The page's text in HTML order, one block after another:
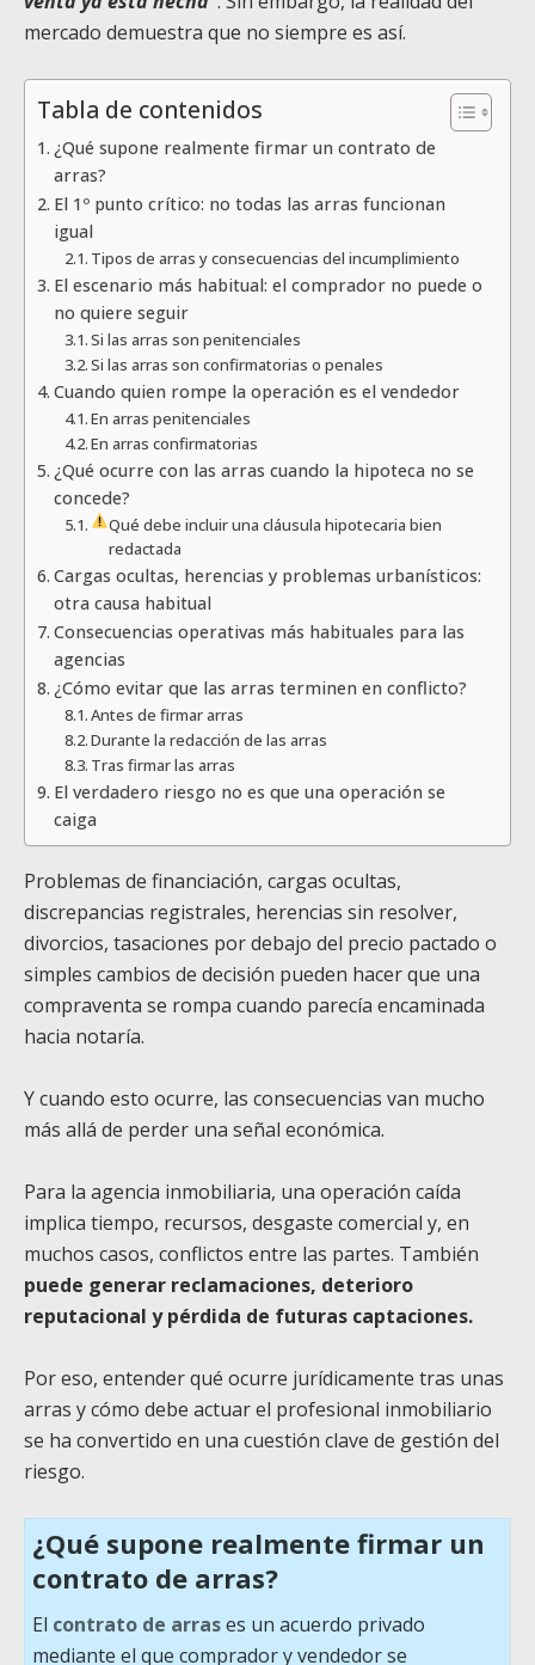
mercado demuestra que no siempre es así.
Tabla de contenidos
¿Qué supone realmente firmar un contrato de
arras?
El 1º punto crítico: no todas las arras funcionan
igual
Tipos de arras y consecuencias del incumplimiento
El escenario más habitual: el comprador no puede o
no quiere seguir
Si las arras son penitenciales
Si las arras son confirmatorias o penales
Cuando quien rompe la operación es el vendedor
En arras penitenciales
En arras confirmatorias
¿Qué ocurre con las arras cuando la hipoteca no se
concede?
Qué debe incluir una cláusula hipotecaria bien
redactada
Cargas ocultas, herencias y problemas urbanísticos:
otra causa habitual
Consecuencias operativas más habituales para las
agencias
¿Cómo evitar que las arras terminen en conflicto?
Antes de firmar arras
Durante la redacción de las arras
Tras firmar las arras
El verdadero riesgo no es que una operación se
caiga
Problemas de financiación, cargas ocultas,
discrepancias registrales, herencias sin resolver,
divorcios, tasaciones por debajo del precio pactado o
simples cambios de decisión pueden hacer que una
compraventa se rompa cuando parecía encaminada
hacia notaría.
Y cuando esto ocurre, las consecuencias van mucho
más allá de perder una señal económica.
Para la agencia inmobiliaria, una operación caída
implica tiempo, recursos, desgaste comercial y, en
muchos casos, conflictos entre las partes. También
puede generar reclamaciones, deterioro
reputacional y pérdida de futuras captaciones.
Por eso, entender qué ocurre jurídicamente tras unas
arras y cómo debe actuar el profesional inmobiliario
se ha convertido en una cuestión clave de gestión del
riesgo.
¿Qué supone realmente firmar un
contrato de arras?
El contrato de arrases un acuerdo privado
mediante el que comprador y vendedor se